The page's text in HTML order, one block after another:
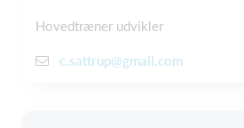
Hovedtræner udvikler
c.sattrup@gmail.com